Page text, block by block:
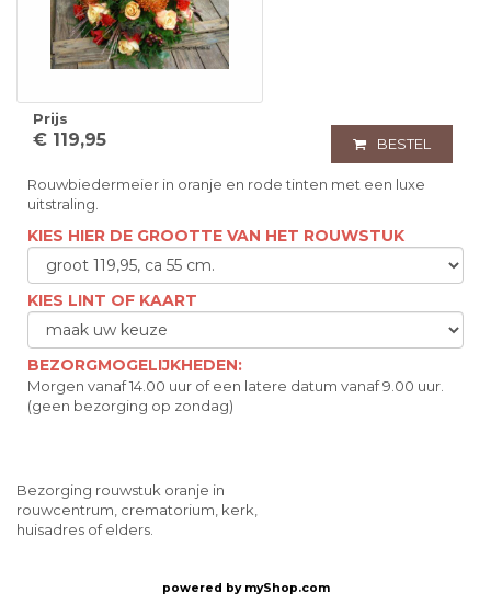
Prijs
€ 119,95 BESTEL
Rouwbiedermeier in oranje en rode tinten met een luxe
uitstraling.
KIES HIER DE GROOTTE VAN HET ROUWSTUK
KIES LINT OF KAART
BEZORGMOGELIJKHEDEN:
Morgen vanaf 14.00 uur of een latere datum vanaf 9.00 uur.
(geen bezorging op zondag)
Bezorging rouwstuk oranje in
rouwcentrum, crematorium, kerk,
huisadres of elders.
powered by myShop.com